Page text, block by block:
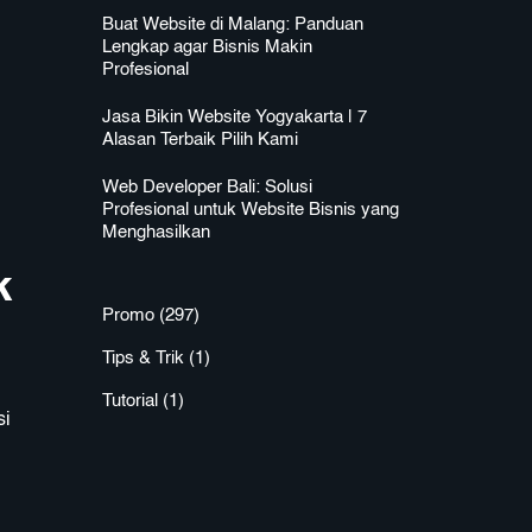
Buat Website di Malang: Panduan
Lengkap agar Bisnis Makin
Profesional
Jasa Bikin Website Yogyakarta | 7
Alasan Terbaik Pilih Kami
Web Developer Bali: Solusi
Profesional untuk Website Bisnis yang
Menghasilkan
Promo (297)
Tips & Trik (1)
Tutorial (1)